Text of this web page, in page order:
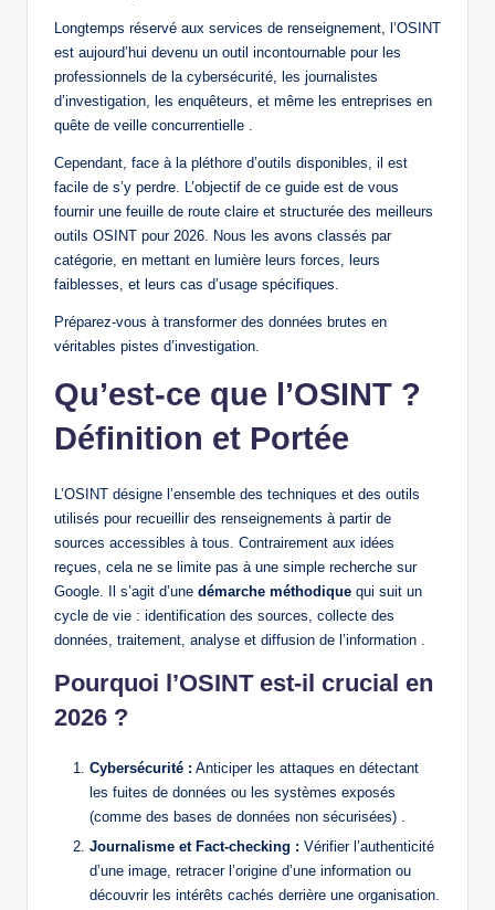
Longtemps réservé aux services de renseignement, l’OSINT
est aujourd’hui devenu un outil incontournable pour les
professionnels de la cybersécurité, les journalistes
d’investigation, les enquêteurs, et même les entreprises en
quête de veille concurrentielle .
Cependant, face à la pléthore d’outils disponibles, il est
facile de s’y perdre. L’objectif de ce guide est de vous
fournir une feuille de route claire et structurée des meilleurs
outils OSINT pour 2026. Nous les avons classés par
catégorie, en mettant en lumière leurs forces, leurs
faiblesses, et leurs cas d’usage spécifiques.
Préparez-vous à transformer des données brutes en
véritables pistes d’investigation.
Qu’est-ce que l’OSINT ?
Définition et Portée
L’OSINT désigne l’ensemble des techniques et des outils
utilisés pour recueillir des renseignements à partir de
sources accessibles à tous. Contrairement aux idées
reçues, cela ne se limite pas à une simple recherche sur
Google. Il s’agit d’une démarche méthodique qui suit un
cycle de vie : identification des sources, collecte des
données, traitement, analyse et diffusion de l’information .
Pourquoi l’OSINT est-il crucial en
2026 ?
Cybersécurité : Anticiper les attaques en détectant
les fuites de données ou les systèmes exposés
(comme des bases de données non sécurisées) .
Journalisme et Fact-checking : Vérifier l’authenticité
d’une image, retracer l’origine d’une information ou
découvrir les intérêts cachés derrière une organisation.